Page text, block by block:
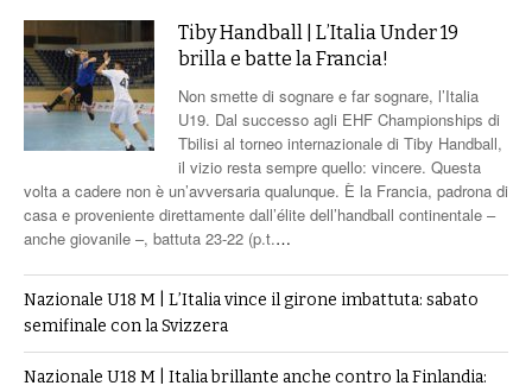
Tiby Handball | L’Italia Under 19
brilla e batte la Francia!
Non smette di sognare e far sognare, l’Italia
U19. Dal successo agli EHF Championships di
Tbilisi al torneo internazionale di Tiby Handball,
il vizio resta sempre quello: vincere. Questa
volta a cadere non è un’avversaria qualunque. È la Francia, padrona di
casa e proveniente direttamente dall’élite dell’handball continentale –
anche giovanile –, battuta 23-22 (p.t.…
Nazionale U18 M | L’Italia vince il girone imbattuta: sabato
semifinale con la Svizzera
Nazionale U18 M | Italia brillante anche contro la Finlandia: